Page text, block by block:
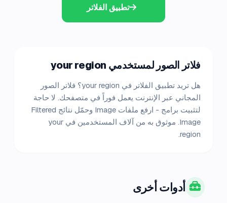
تطبيق الفلاتر
فلاتر الصور لمستخدمي your region
هل تريد تطبيق الفلاتر في your region؟ فلاتر الصور
المجاني عبر الإنترنت يعمل فوراً في متصفحك. لا حاجة
لتثبيت برامج - ارفع ملفات Image وحمّل نتائج Filtered
Image. موثوق به من آلاف المستخدمين في your
region.
أدوات أخرى